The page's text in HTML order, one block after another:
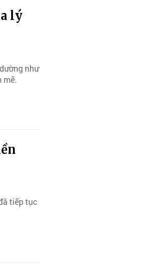
lý
như
mẽ.
tiếp tục